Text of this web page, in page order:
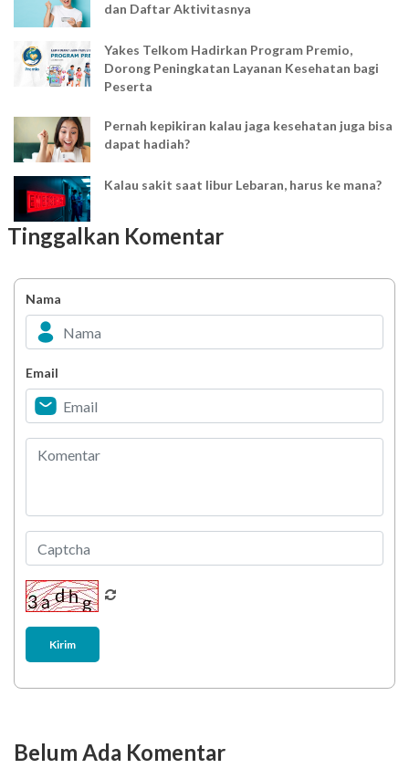
dan Daftar Aktivitasnya
Yakes Telkom Hadirkan Program Premio,
Dorong Peningkatan Layanan Kesehatan bagi
Peserta
Pernah kepikiran kalau jaga kesehatan juga bisa
dapat hadiah?
Kalau sakit saat libur Lebaran, harus ke mana?
Mudik Lebaran? Pastikan kamu sudah tahu
Melihat Pelanggaran atau Kecurangan
Penyuapan?? Segera Laporkan!
Tinggalkan Komentar
Nama
Email
Kirim
Belum Ada Komentar